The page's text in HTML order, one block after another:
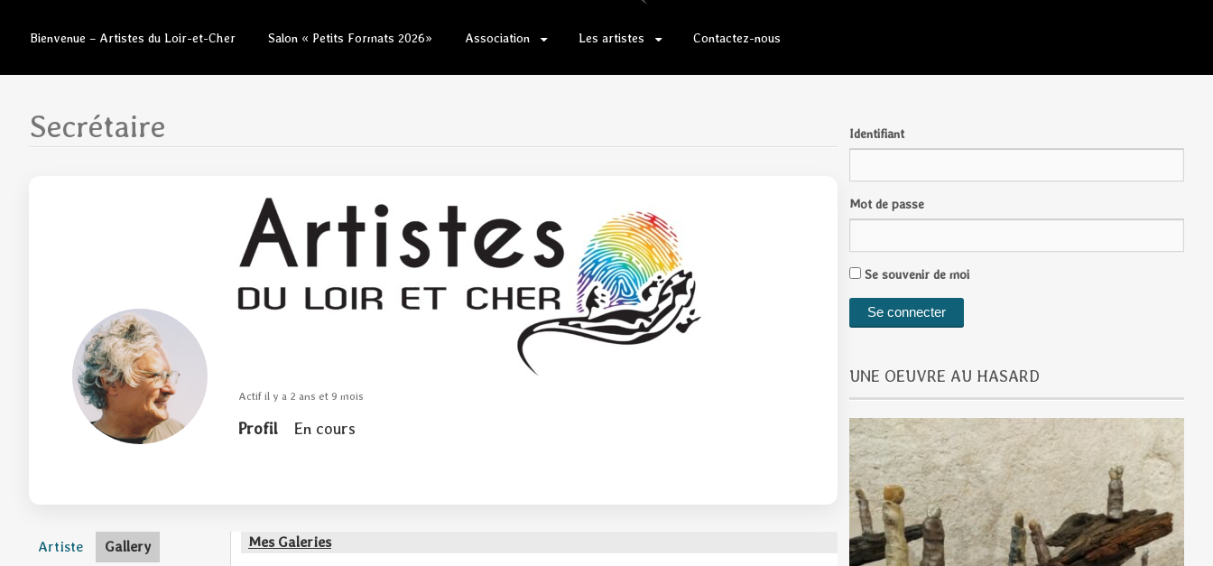
Aller
contenu
Bienvenue – Artistes du Loir-et-Cher Salon « Petits Formats 2026» Association Les artistes Contactez-nous
Secrétaire
Actif il y a 2 ans et 9 mois
Profil En cours
Artiste Gallery Mes Galeries
Identifiant
Mot de passe
Se souvenir de moi
UNE OEUVRE AU HASARD